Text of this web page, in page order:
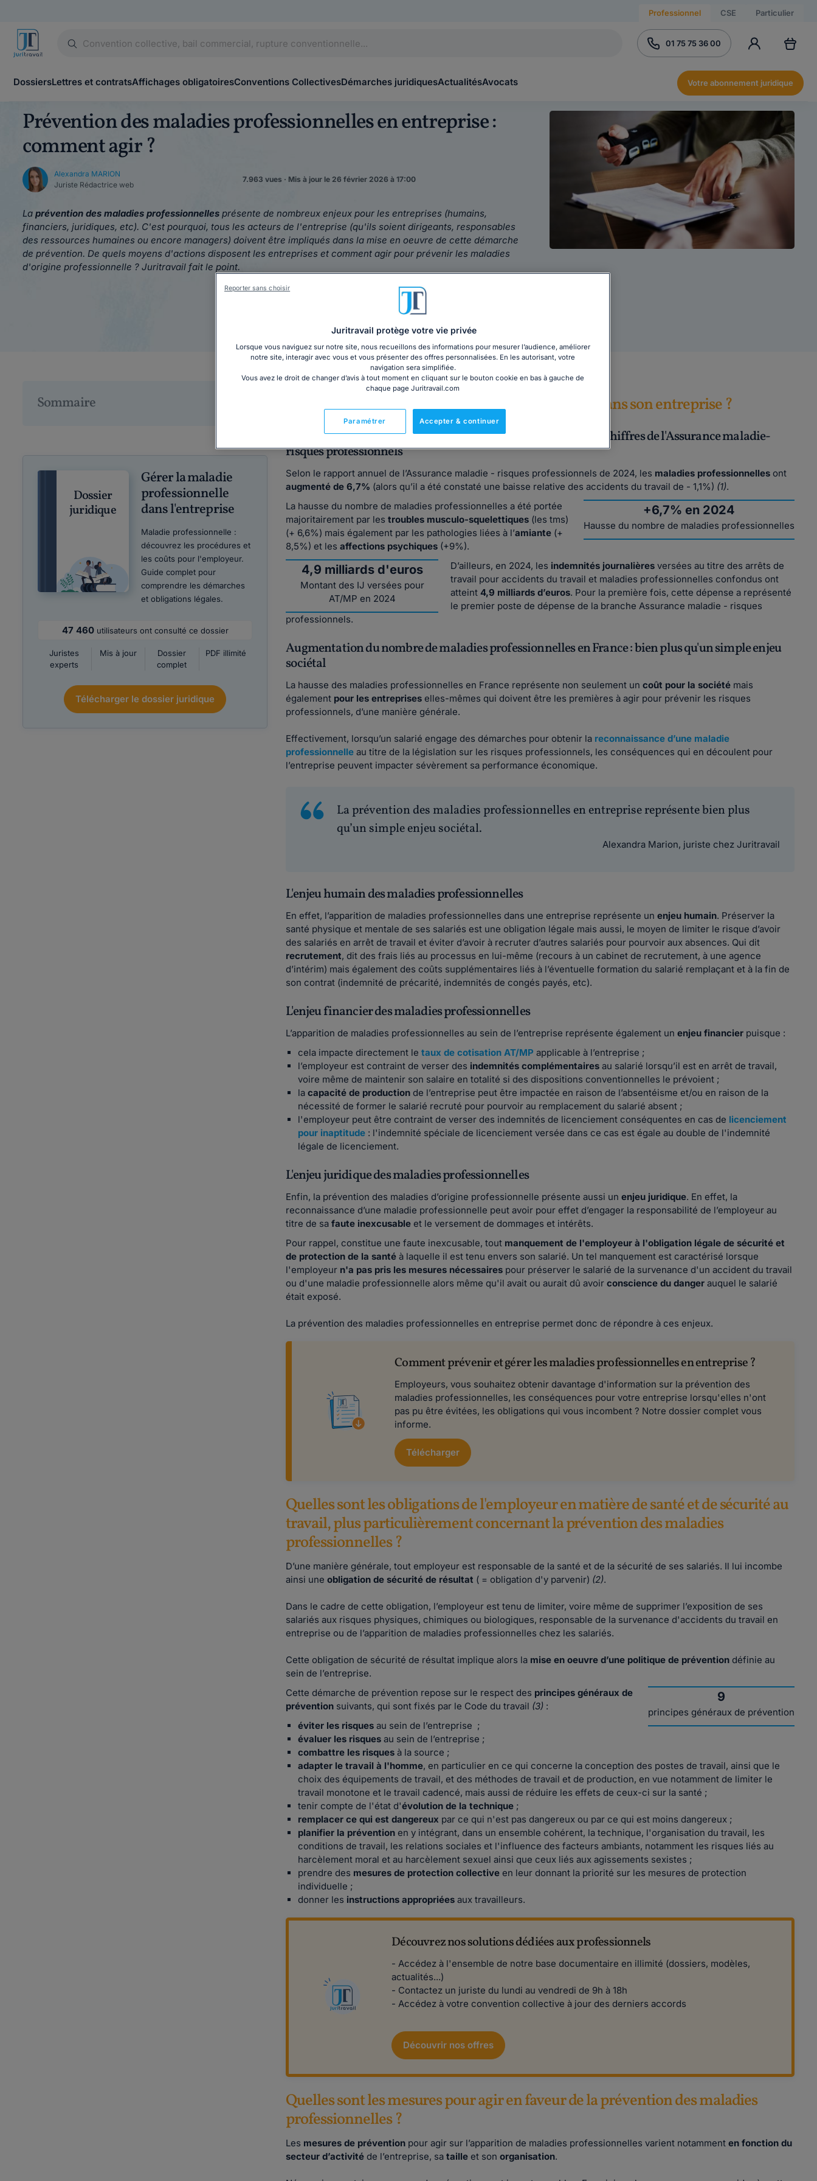
Professionnel CSE Particulier
01 75 75 36 00
DossiersLettres et contratsAffichages obligatoiresConventions CollectivesDémarches juridiquesActualitésAvocats Votre abonnement juridique
Prévention des maladies professionnelles en entreprise :
comment agir ?
Alexandra MARION
Juriste Rédactrice web
7.963 vues · Mis à jour le 26 février 2026 à 17:00
La prévention des maladies professionnelles présente de nombreux enjeux pour les entreprises (humains,
financiers, juridiques, etc). C'est pourquoi, tous les acteurs de l'entreprise (qu'ils soient dirigeants, responsables
des ressources humaines ou encore managers) doivent être impliqués dans la mise en oeuvre de cette démarche
de prévention. De quels moyens d'actions disposent les entreprises et comment agir pour prévenir les maladies
d'origine professionnelle ? Juritravail fait le point.
Téléchargez notre dossier dédié à la maladie professionnelle
Sommaire
Dossier
juridique
Gérer la maladie
professionnelle
dans l'entreprise
Maladie professionnelle :
découvrez les procédures et
les coûts pour l'employeur.
Guide complet pour
comprendre les démarches
et obligations légales.
47 460 utilisateurs ont consulté ce dossier
Juristes
experts
Mis à jour
Dossier
complet
PDF illimité
Télécharger le dossier juridique
Pourquoi prévenir les maladies professionnelles dans son entreprise ?
Hausse des maladies professionnelles en France : les derniers chiffres de l'Assurance maladie-
risques professionnels
Selon le rapport annuel de l’Assurance maladie - risques professionnels de 2024, les maladies professionnelles ont
augmenté de 6,7% (alors qu’il a été constaté une baisse relative des accidents du travail de - 1,1%) (1).
+6,7% en 2024
Hausse du nombre de maladies professionnelles
La hausse du nombre de maladies professionnelles a été portée
majoritairement par lestroubles musculo-squelettiques (les tms)
(+ 6,6%) mais également par les pathologies liées à l’amiante (+
8,5%) et lesaffections psychiques (+9%).
4,9 milliards d'euros
Montant des IJ versées pour
AT/MP en 2024
D’ailleurs, en 2024, les indemnités journalières versées au titre des arrêts de
travail pour accidents du travail et maladies professionnelles confondus ont
atteint4,9 milliards d’euros. Pour la première fois, cette dépense a représenté
le premier poste de dépense de la branche Assurance maladie - risques
professionnels.
Augmentation du nombre de maladies professionnelles en France : bien plus qu'un simple enjeu
sociétal
La hausse des maladies professionnelles en France représente non seulement uncoût pour la société mais
également pour les entreprises elles-mêmes qui doivent être les premières à agir pour prévenir les risques
professionnels, d’une manière générale.
Effectivement, lorsqu’un salarié engage des démarches pour obtenir la reconnaissance d’une maladie
professionnelle au titre de la législation sur les risques professionnels, les conséquences qui en découlent pour
l’entreprise peuvent impacter sévèrement sa performance économique.
La prévention des maladies professionnelles en entreprise représente bien plus
qu’un simple enjeu sociétal.
Alexandra Marion, juriste chez Juritravail
L'enjeu humain des maladies professionnelles
En effet, l’apparition de maladies professionnelles dans une entreprise représente unenjeu humain. Préserver la
santé physique et mentale de ses salariés est une obligation légale mais aussi, le moyen de limiter le risque d’avoir
des salariés en arrêt de travail et éviter d’avoir à recruter d’autres salariés pour pourvoir aux absences. Qui dit
recrutement, dit des frais liés au processus en lui-même (recours à un cabinet de recrutement, à une agence
d’intérim) mais également des coûts supplémentaires liés à l’éventuelle formation du salarié remplaçant et à la fin de
son contrat (indemnité de précarité, indemnités de congés payés, etc).
L'enjeu financier des maladies professionnelles
L’apparition de maladies professionnelles au sein de l’entreprise représente également unenjeu financier puisque :
cela impacte directement le taux de cotisation AT/MP applicable à l’entreprise ;
l’employeur est contraint de verser des indemnités complémentaires au salarié lorsqu’il est en arrêt de travail,
voire même de maintenir son salaire en totalité si des dispositions conventionnelles le prévoient ;
lacapacité de production de l’entreprise peut être impactée en raison de l’absentéisme et/ou en raison de la
nécessité de former le salarié recruté pour pourvoir au remplacement du salarié absent ;
l'employeur peut être contraint de verser des indemnités de licenciement conséquentes en cas de licenciement
pour inaptitude : l'indemnité spéciale de licenciement versée dans ce cas est égale au double de l'indemnité
légale de licenciement.
L'enjeu juridique des maladies professionnelles
Enfin, la prévention des maladies d’origine professionnelle présente aussi unenjeu juridique. En effet, la
reconnaissance d’une maladie professionnelle peut avoir pour effet d’engager la responsabilité de l’employeur au
titre de safaute inexcusable et le versement de dommages et intérêts.
Pour rappel, constitue une faute inexcusable, tout manquement de l'employeur à l'obligation légale de sécurité et
de protection de la santé à laquelle il est tenu envers son salarié. Un tel manquement est caractérisé lorsque
l'employeur n'a pas pris les mesures nécessaires pour préserver le salarié de la survenance d'un accident du travail
ou d'une maladie professionnelle alors même qu'il avait ou aurait dû avoirconscience du danger auquel le salarié
était exposé.
La prévention des maladies professionnelles en entreprise permet donc de répondre à ces enjeux.
Comment prévenir et gérer les maladies professionnelles en entreprise ?
Employeurs, vous souhaitez obtenir davantage d'information sur la prévention des
maladies professionnelles, les conséquences pour votre entreprise lorsqu'elles n'ont
pas pu être évitées, les obligations qui vous incombent ? Notre dossier complet vous
informe.
Télécharger
Quelles sont les obligations de l'employeur en matière de santé et de sécurité au
travail, plus particulièrement concernant la prévention des maladies
professionnelles ?
D’une manière générale, tout employeur est responsable de la santé et de la sécurité de ses salariés. Il lui incombe
ainsi uneobligation de sécurité de résultat ( = obligation d'y parvenir) (2).
Dans le cadre de cette obligation, l’employeur est tenu de limiter, voire même de supprimer l’exposition de ses
salariés aux risques physiques, chimiques ou biologiques, responsable de la survenance d'accidents du travail en
entreprise ou de l’apparition de maladies professionnelles chez les salariés.
Cette obligation de sécurité de résultat implique alors la mise en oeuvre d’une politique de prévention définie au
sein de l’entreprise.
9
principes généraux de prévention
Cette démarche de prévention repose sur le respect des principes généraux de
prévention suivants, qui sont fixés par le Code du travail (3) :
éviter les risques au sein de l’entreprise ;
évaluer les risques au sein de l’entreprise ;
combattre les risquesà la source ;
adapter le travail à l'homme, en particulier en ce qui concerne la conception des postes de travail, ainsi que le
choix des équipements de travail, et des méthodes de travail et de production, en vue notamment de limiter le
travail monotone et le travail cadencé, mais aussi de réduire les effets de ceux-ci sur la santé ;
tenir compte de l'état d'évolution de la technique ;
remplacer ce qui est dangereux par ce qui n'est pas dangereux ou par ce qui est moins dangereux ;
planifier la prévention en y intégrant, dans un ensemble cohérent, la technique, l'organisation du travail, les
conditions de travail, les relations sociales et l'influence des facteurs ambiants, notamment les risques liés au
harcèlement moral et au harcèlement sexuel ainsi que ceux liés aux agissements sexistes ;
prendre des mesures de protection collective en leur donnant la priorité sur les mesures de protection
individuelle ;
donner les instructions appropriées aux travailleurs.
Découvrez nos solutions dédiées aux professionnels
- Accédez à l'ensemble de notre base documentaire en illimité (dossiers, modèles,
actualités...)
- Contactez un juriste du lundi au vendredi de 9h à 18h
- Accédez à votre convention collective à jour des derniers accords
Découvrir nos offres
Quelles sont les mesures pour agir en faveur de la prévention des maladies
professionnelles ?
Les mesures de prévention pour agir sur l’apparition de maladies professionnelles varient notammenten fonction du
secteur d’activité de l’entreprise, sataille et sonorganisation.
Juritravail protège votre vie privée
Lorsque vous naviguez sur notre site, nous recueillons des informations pour mesurer l’audience, améliorer
notre site, interagir avec vous et vous présenter des offres personnalisées. En les autorisant, votre
navigation sera simplifiée.
Vous avez le droit de changer d’avis à tout moment en cliquant sur le bouton cookie en bas à gauche de
chaque page Juritravail.com
Accepter & continuer
Paramétrer
Reporter sans choisir